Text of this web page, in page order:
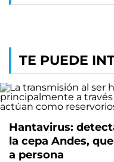
TE PUEDE
Hantavirus:
la cepa Andes,
a persona